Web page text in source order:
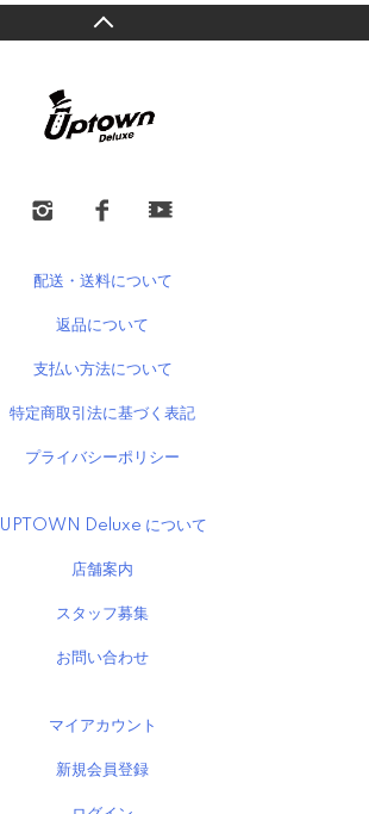
配送・送料について
返品について
支払い方法について
特定商取引法に基づく表記
プライバシーポリシー
UPTOWN Deluxe について
店舗案内
スタッフ募集
お問い合わせ
マイアカウント
新規会員登録